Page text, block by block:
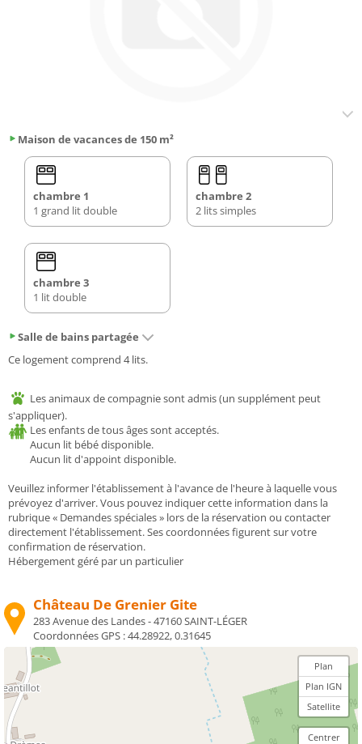
Maison de vacances de 150 m²
chambre 1
1 grand lit double
chambre 2
2 lits simples
chambre 3
1 lit double
Salle de bains partagée
Ce logement comprend 4 lits.
Les animaux de compagnie sont admis (un supplément peut
s'appliquer).
Les enfants de tous âges sont acceptés.
Aucun lit bébé disponible.
Aucun lit d'appoint disponible.
Veuillez informer l'établissement à l'avance de l'heure à laquelle vous
prévoyez d'arriver. Vous pouvez indiquer cette information dans la
rubrique « Demandes spéciales » lors de la réservation ou contacter
directement l'établissement. Ses coordonnées figurent sur votre
confirmation de réservation.
Hébergement géré par un particulier
Château De Grenier Gite
283 Avenue des Landes - 47160 SAINT-LÉGER
Coordonnées GPS :44.28922, 0.31645
Plan
Plan IGN
Satellite
Centrer